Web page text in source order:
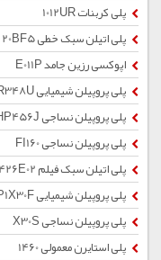
پلی کربنات 1012UR
پلی اتیلن سبک خطی 20BF5
اپوکسی رزین جامد E011P
پلی پروپیلن شیمیایی ZR348U
پلی پروپیلن نساجی HP456J
پلی پروپیلن نساجی FI160
پلی اتیلن سبک فیلم 2426E02
پلی پروپیلن شیمیایی EP1X30F
پلی پروپیلن نساجی X30S
پلی استایرن معمولی 1460